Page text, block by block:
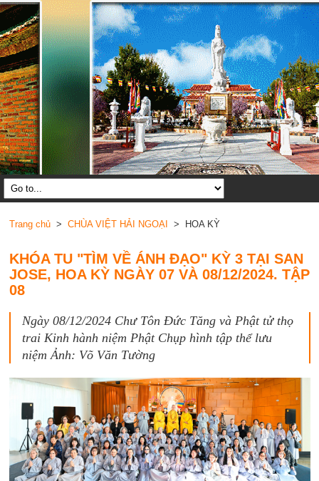
Trang chủ> CHÙA VIỆT HẢI NGOẠI > HOA KỲ
KHÓA TU "TÌM VỀ ÁNH ĐẠO" KỲ 3 TẠI SAN
JOSE, HOA KỲ NGÀY 07 VÀ 08/12/2024. TẬP
08
Ngày 08/12/2024 Chư Tôn Đức Tăng và Phật tử thọ
trai Kinh hành niệm Phật Chụp hình tập thể lưu
niệm Ảnh: Võ Văn Tường